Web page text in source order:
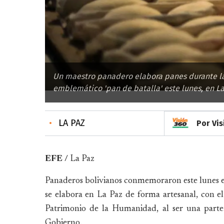
Un maestro panadero elabora panes durante
emblemático 'pan de batalla' este lunes, en La
• LA PAZ Por
EFE / La Paz
Panaderos bolivianos conmemoraron este
se elabora en La Paz de forma artesanal, con
Patrimonio de la Humanidad, al ser una